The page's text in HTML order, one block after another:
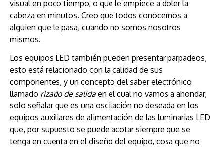
visual en poco tiempo, o que le empiece a doler la
cabeza en minutos. Creo que todos conocemos a
alguien que le pasa, cuando no somos nosotros
mismos.
Los equipos LED también pueden presentar parpadeos,
esto está relacionado con la calidad de sus
componentes, y un concepto del saber electrónico
llamado rizado de salida en el cual no vamos a ahondar,
solo señalar que es una oscilación no deseada en los
equipos auxiliares de alimentación de las luminarias LED
que, por supuesto se puede acotar siempre que se
tenga en cuenta en el diseño del equipo, cosa que no